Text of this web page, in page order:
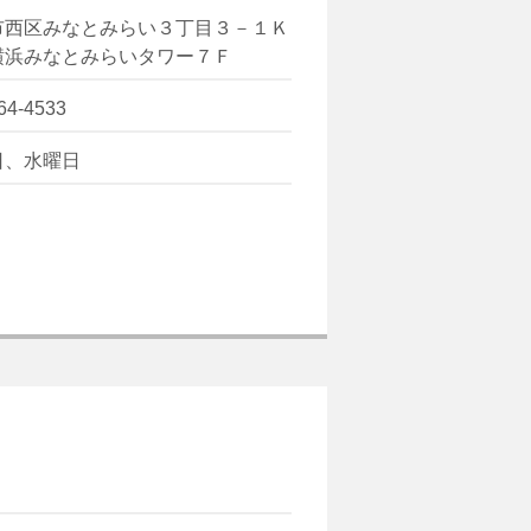
区みなとみらい３丁目３－１Ｋ
みなとみらいタワー７Ｆ
4533
水曜日